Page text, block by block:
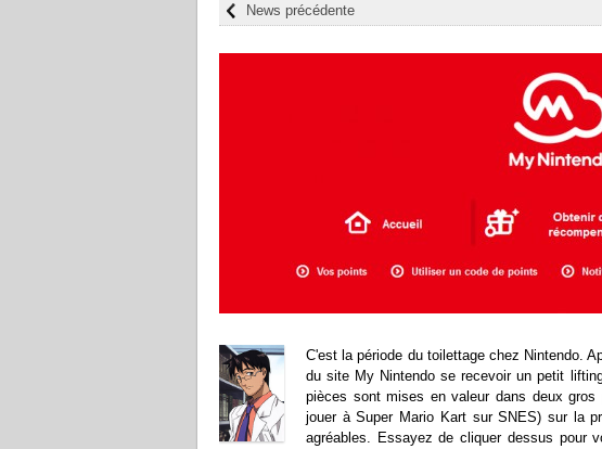
News précédente
C'est la période du toilettage chez Nintendo.
du site My Nintendo se recevoir un petit
pièces sont mises en valeur dans deux
jouer à Super Mario Kart sur SNES) sur la
agréables. Essayez de cliquer dessus pour